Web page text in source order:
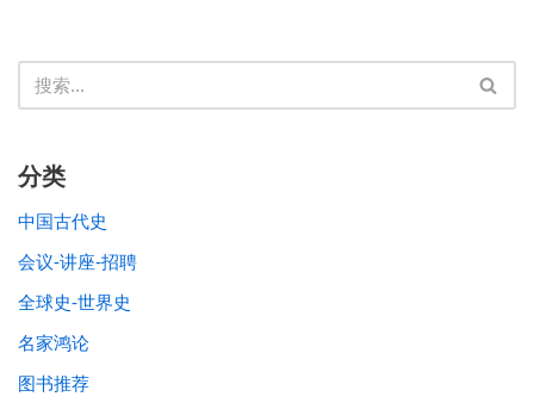
分类
中国古代史
会议-讲座-招聘
全球史-世界史
名家鸿论
图书推荐